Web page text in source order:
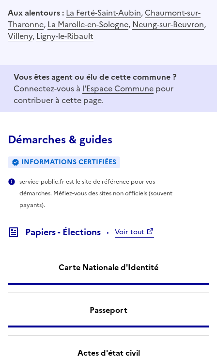
Aux alentours : La Ferté-Saint-Aubin, Chaumont-sur-
Tharonne, La Marolle-en-Sologne, Neung-sur-Beuvron,
Villeny, Ligny-le-Ribault
Vous êtes agent ou élu de cette commune ?
Connectez-vous à l'Espace Commune pour
contribuer à cette page.
Démarches & guides
INFORMATIONS CERTIFIÉES
service-public.fr est le site de référence pour vos
démarches. Méfiez-vous des sites non officiels (souvent
payants).
Papiers - Élections Voir tout
Carte Nationale d'Identité
Passeport
Actes d'état civil